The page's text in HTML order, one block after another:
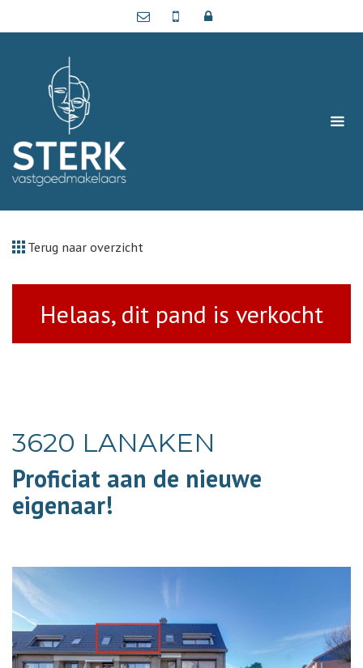
Terug naar overzicht
Helaas, dit pand is verkocht
3620 LANAKEN
Proficiat aan de nieuwe
eigenaar!